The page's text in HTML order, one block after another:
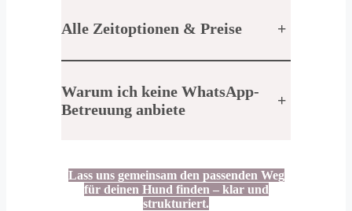
Alle Zeitoptionen & Preise +
Warum ich keine WhatsApp-
Betreuung anbiete
+
Lass uns gemeinsam den passenden Weg
für deinen Hund finden – klar und
strukturiert.